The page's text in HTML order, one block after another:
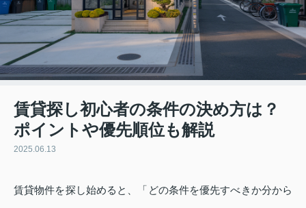
賃貸探し初心者の条件の決め方は？
ポイントや優先順位も解説
2025.06.13
賃貸物件を探し始めると、「どの条件を優先すべきか分から